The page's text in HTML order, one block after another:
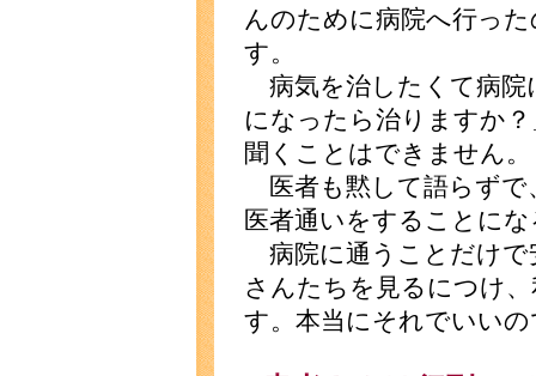
んのために病院へ行っ
す。
病気を治したくて病院
になったら治りますか
聞くことはできません。
医者も黙して語らずで
医者通いをすることに
病院に通うことだけで
さんたちを見るにつけ
す。本当にそれでいい